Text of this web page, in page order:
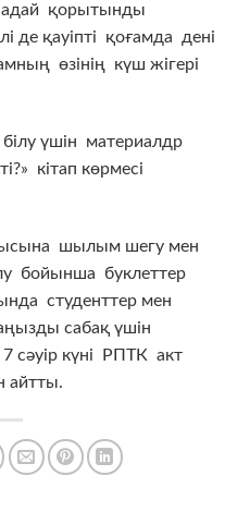
қорытынды
де қауіпті қоғамда дені
өзінің күш жігері
үшін материалдр
кітап көрмесі
шылым шегу мен
бойынша буклеттер
студенттер мен
сабақ үшін
7 сәуір күні РПТК акт
айтты.